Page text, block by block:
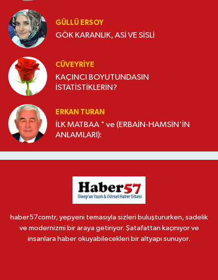
GÜLLÜ ERSOY
GÖK KARANLIK, ASİ VE SİSLİ
CÜVEYRIYE
KAÇINCI BOYUTUNDASIN
İSTATİSTİKLERİN?
ERKAN TURAN
İLK MATBAA " ve (ERBAİN-HAMSİN'İN
ANLAMLARI):
haber57comtr, yepyeni temasıyla sizleri buluştururken, sadelik
ve modernizmi bir araya getiriyor. Şatafattan kaçınıyor ve
insanlara haber okuyabilecekleri bir altyapı sunuyor.